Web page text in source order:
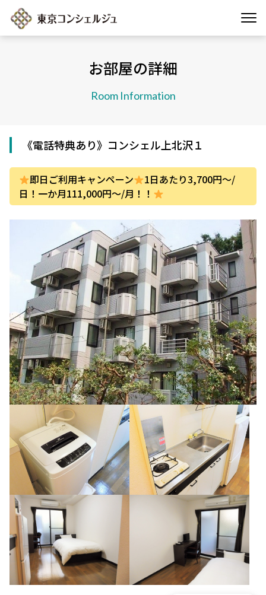
お部屋の詳細
Room Information
《電話特典あり》コンシェル上北沢１
即日ご利用キャンペーン
1日あたり3,700円～/
日！一か月111,000円～/月！！